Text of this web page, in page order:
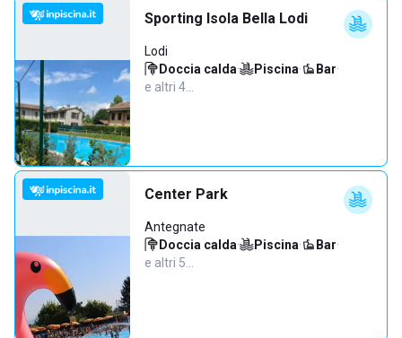
Sporting Isola Bella Lodi
Lodi
Doccia calda· Piscina· Bar·
e altri 4…
Center Park
Antegnate
Doccia calda· Piscina· Bar·
e altri 5…